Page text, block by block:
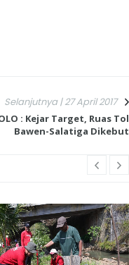
Selanjutnya | 27 April 2017
: Kejar Target, Ruas Tol
Bawen-Salatiga Dikebut
SALATIGA